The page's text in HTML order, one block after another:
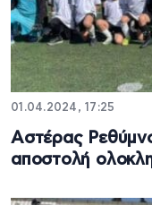
01.04.2024, 17:25
Αστέρας
αποστολή